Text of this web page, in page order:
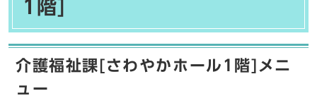
1階]
介護福祉課[さわやかホール1階]メニ
ュー